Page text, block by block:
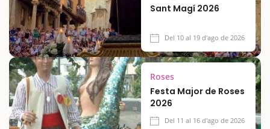
Sant Magí 2026
Del 10 al 19 d'ago de 2026
Roses
Festa Major de Roses
2026
Del 11 al 16 d'ago de 2026